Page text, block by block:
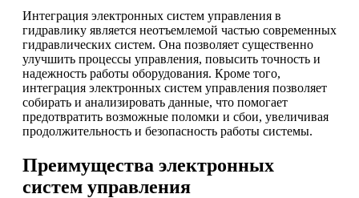
Интеграция электронных систем управления в
гидравлику является неотъемлемой частью современных
гидравлических систем. Она позволяет существенно
улучшить процессы управления, повысить точность и
надежность работы оборудования. Кроме того,
интеграция электронных систем управления позволяет
собирать и анализировать данные, что помогает
предотвратить возможные поломки и сбои, увеличивая
продолжительность и безопасность работы системы.
Преимущества электронных
систем управления